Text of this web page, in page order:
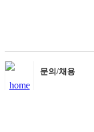
문의/채용